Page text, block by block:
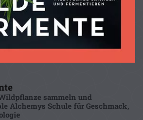
sammeln und
Alchemys Schule für Geschmack,